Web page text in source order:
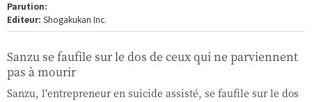
Parution:
Editeur: Shogakukan Inc.
Sanzu se faufile sur le dos de ceux qui ne parviennent
pas à mourir
Sanzu, l'entrepreneur en suicide assisté, se faufile sur le dos